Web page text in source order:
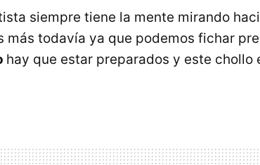
siempre tiene la mente mirando
más todavía ya que podemos fichar
hay que estar preparados y este chollo